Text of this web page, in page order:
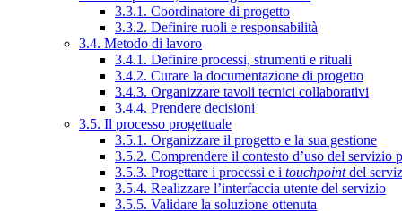
3.3.1. Coordinatore di progetto
3.3.2. Definire ruoli e responsabilità
3.4. Metodo di lavoro
3.4.1. Definire processi, strumenti e rituali
3.4.2. Curare la documentazione di progetto
3.4.3. Organizzare tavoli tecnici collaborativi
3.4.4. Prendere decisioni
3.5. Il processo progettuale
3.5.1. Organizzare il progetto e la sua gestione
3.5.2. Comprendere il contesto d’uso del servizio
3.5.3. Progettare i processi e i touchpointdel
3.5.4. Realizzare l’interfaccia utente del servizio
3.5.5. Validare la soluzione ottenuta